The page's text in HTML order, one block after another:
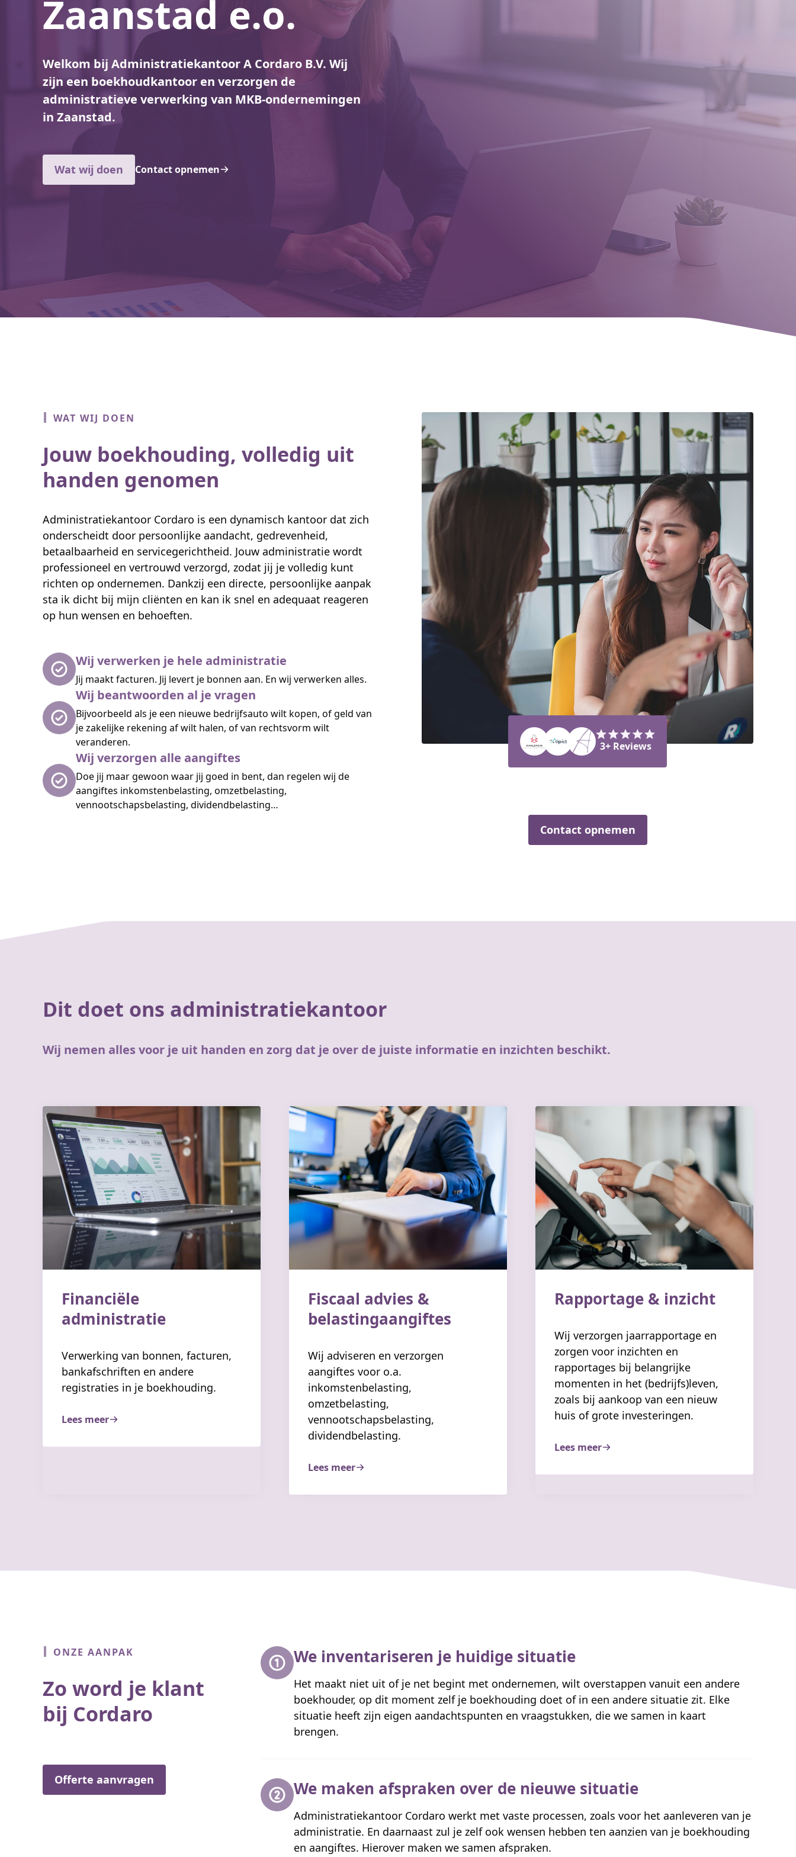
Zaanstad e.o.
Welkom bij Administratiekantoor A Cordaro B.V. Wij
zijn een boekhoudkantoor en verzorgen de
administratieve verwerking van MKB-ondernemingen
in Zaanstad.
Wat wij doen Contact opnemen
WAT WIJ DOEN
Jouw boekhouding, volledig uit
handen genomen
Administratiekantoor Cordaro is een dynamisch kantoor dat zich
onderscheidt door persoonlijke aandacht, gedrevenheid,
betaalbaarheid en servicegerichtheid. Jouw administratie wordt
professioneel en vertrouwd verzorgd, zodat jij je volledig kunt
richten op ondernemen. Dankzij een directe, persoonlijke aanpak
sta ik dicht bij mijn cliënten en kan ik snel en adequaat reageren
op hun wensen en behoeften.
Wij verwerken je hele administratie
Jij maakt facturen. Jij levert je bonnen aan. En wij verwerken alles.
Wij beantwoorden al je vragen
Bijvoorbeeld als je een nieuwe bedrijfsauto wilt kopen, of geld van
je zakelijke rekening af wilt halen, of van rechtsvorm wilt
veranderen.
Wij verzorgen alle aangiftes
Doe jij maar gewoon waar jij goed in bent, dan regelen wij de
aangiftes inkomstenbelasting, omzetbelasting,
vennootschapsbelasting, dividendbelasting…
3+ Reviews
Contact opnemen
Dit doet ons administratiekantoor
Wij nemen alles voor je uit handen en zorg dat je over de juiste informatie en inzichten beschikt.
Financiële
administratie
Verwerking van bonnen, facturen,
bankafschriften en andere
registraties in je boekhouding.
Lees meer
Fiscaal advies &
belastingaangiftes
Wij adviseren en verzorgen
aangiftes voor o.a.
inkomstenbelasting,
omzetbelasting,
vennootschapsbelasting,
dividendbelasting.
Lees meer
Rapportage & inzicht
Wij verzorgen jaarrapportage en
zorgen voor inzichten en
rapportages bij belangrijke
momenten in het (bedrijfs)leven,
zoals bij aankoop van een nieuw
huis of grote investeringen.
Lees meer
ONZE AANPAK
Zo word je klant
bij Cordaro
Offerte aanvragen
We inventariseren je huidige situatie
Het maakt niet uit of je net begint met ondernemen, wilt overstappen vanuit een andere
boekhouder, op dit moment zelf je boekhouding doet of in een andere situatie zit. Elke
situatie heeft zijn eigen aandachtspunten en vraagstukken, die we samen in kaart
brengen.
We maken afspraken over de nieuwe situatie
Administratiekantoor Cordaro werkt met vaste processen, zoals voor het aanleveren van je
administratie. En daarnaast zul je zelf ook wensen hebben ten aanzien van je boekhouding
en aangiftes. Hierover maken we samen afspraken.